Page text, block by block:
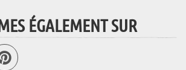
ÉGALEMENT SUR